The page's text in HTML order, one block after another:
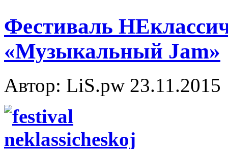
Фестиваль
«Музыкальный Jam»
Автор: LiS.pw 23.11.2015